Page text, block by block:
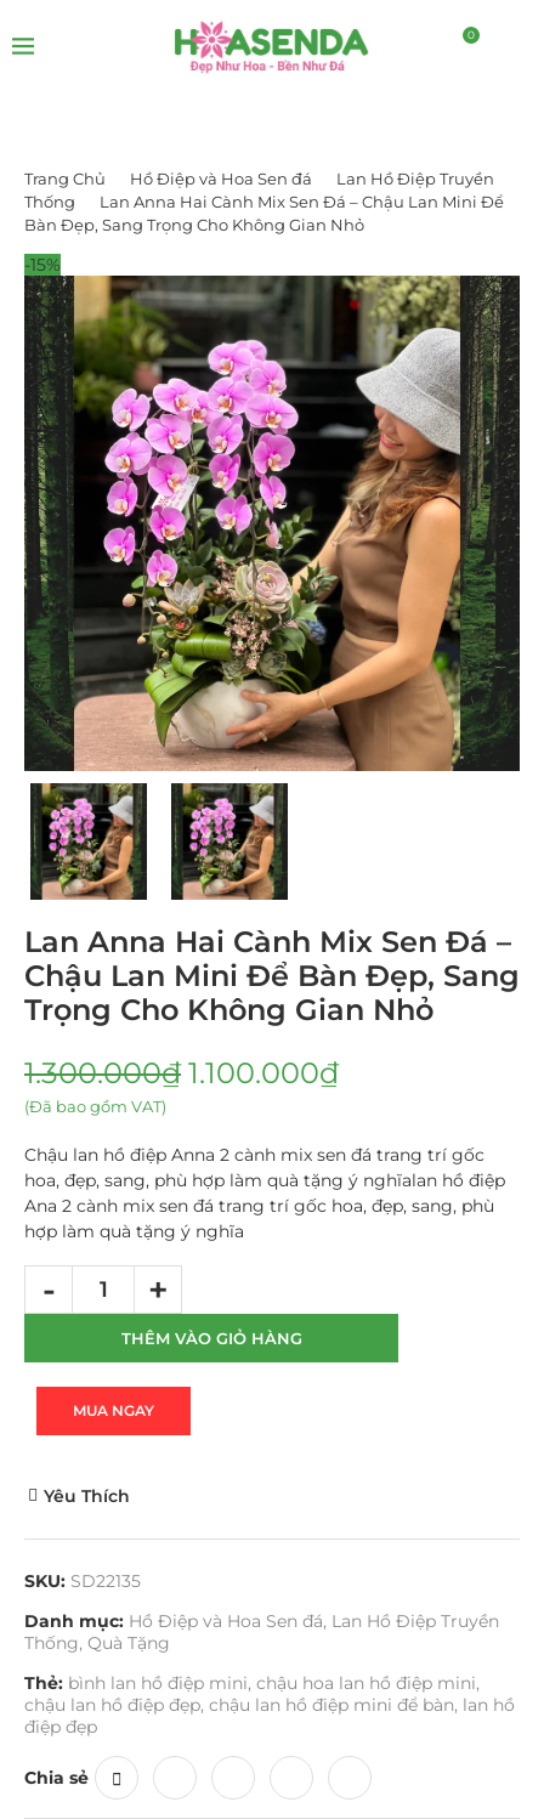
0
Trang Chủ Hồ Điệp và Hoa Sen đá
Lan Hồ Điệp Truyền
Thống
Lan Anna Hai Cành Mix Sen Đá – Chậu Lan Mini Để
Bàn Đẹp, Sang Trọng Cho Không Gian Nhỏ
-15%
Lan Anna Hai Cành Mix Sen Đá –
Chậu Lan Mini Để Bàn Đẹp, Sang
Trọng Cho Không Gian Nhỏ
1.300.000₫ 1.100.000₫
(Đã bao gồm VAT)
Chậu lan hồ điệp Anna 2 cành mix sen đá trang trí gốc
hoa, đẹp, sang, phù hợp làm quà tặng ý nghĩalan hồ điệp
Ana 2 cành mix sen đá trang trí gốc hoa, đẹp, sang, phù
hợp làm quà tặng ý nghĩa
THÊM VÀO GIỎ HÀNG
MUA NGAY
Yêu Thích
SKU: SD22135
Danh mục: Hồ Điệp và Hoa Sen đá, Lan Hồ Điệp Truyền
Thống, Quà Tặng
Thẻ: bình lan hồ điệp mini, chậu hoa lan hồ điệp mini,
chậu lan hồ điệp đẹp, chậu lan hồ điệp mini để bàn, lan hồ
điệp đẹp
Chia sẻ